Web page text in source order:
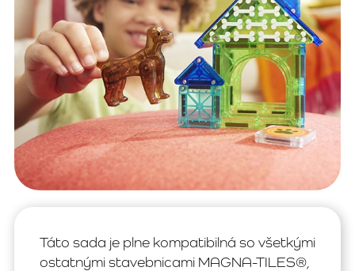
Táto sada je plne kompatibilná so všetkými
ostatnými stavebnicami MAGNA-TILES®,